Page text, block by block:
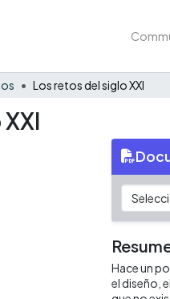
Los retos del siglo XXI
Hace un
el diseño,